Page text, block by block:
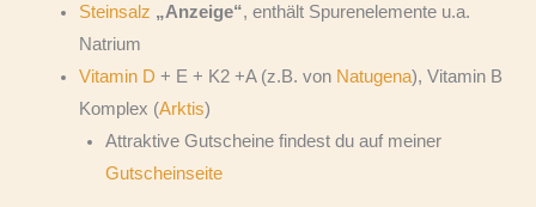
Steinsalz „Anzeige“, enthält Spurenelemente u.a.
Natrium
Vitamin D + E + K2 +A (z.B. von Natugena), Vitamin B
Komplex (Arktis)
Attraktive Gutscheine findest du auf meiner
Gutscheinseite